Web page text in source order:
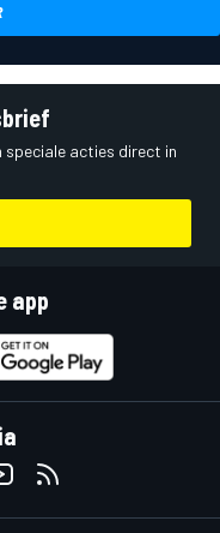
acties direct in
app